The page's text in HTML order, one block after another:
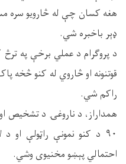
هغه کسان چې له څارویو سره
ډېر باخبره شي.
قوتنونه او څاروي له کنو څخه
راکم شي.
۹۰ د کنو نمونې راټولې او
احتمالي پېښو مخنیوی وشي.